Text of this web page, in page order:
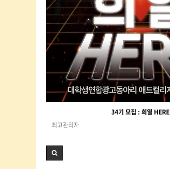
34기 모집 : 희열 HERE
최고관리자